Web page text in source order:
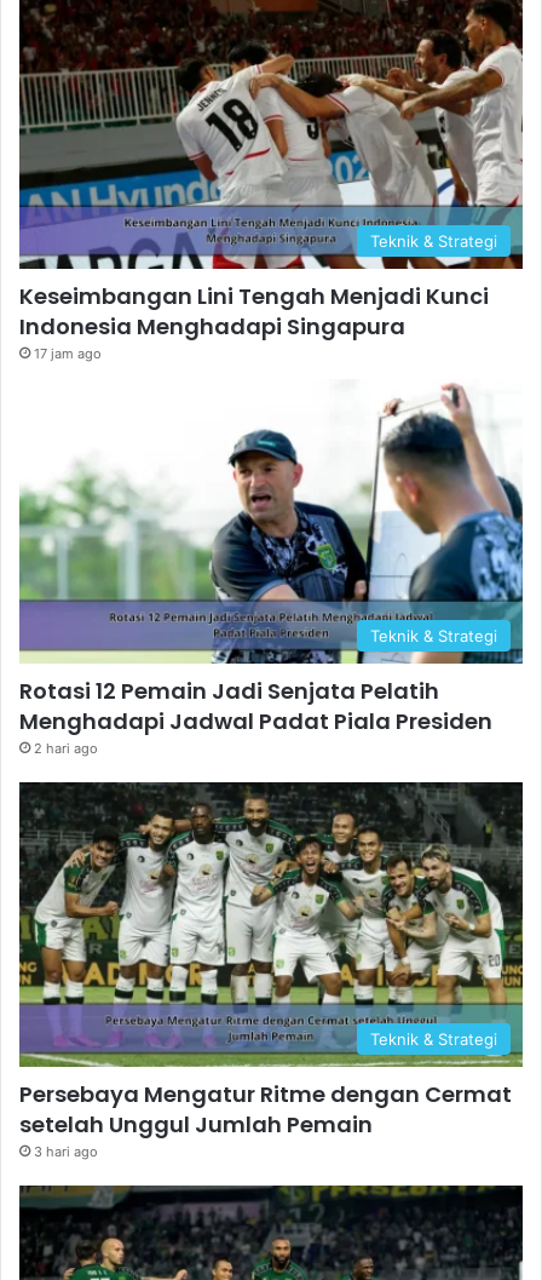
Teknik & Strategi
Keseimbangan Lini Tengah Menjadi Kunci
Indonesia Menghadapi Singapura
17 jam ago
Teknik & Strategi
Rotasi 12 Pemain Jadi Senjata Pelatih
Menghadapi Jadwal Padat Piala Presiden
2 hari ago
Teknik & Strategi
Persebaya Mengatur Ritme dengan Cermat
setelah Unggul Jumlah Pemain
3 hari ago